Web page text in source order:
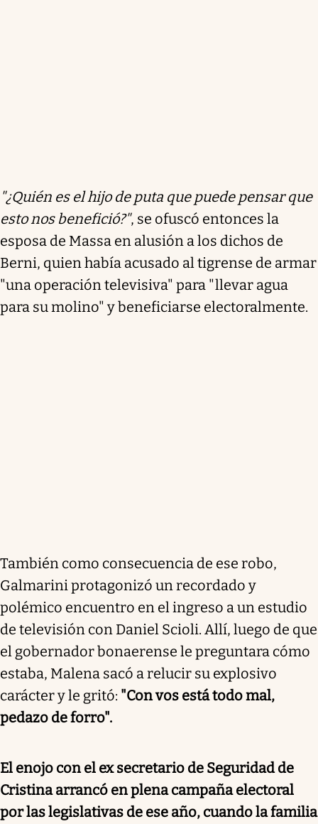
"¿Quién es el hijo de puta que puede pensar que
esto nos benefició?", se ofuscó entonces la
esposa de Massa en alusión a los dichos de
Berni, quien había acusado al tigrense de armar
"una operación televisiva" para "llevar agua
para su molino" y beneficiarse electoralmente.
También como consecuencia de ese robo,
Galmarini protagonizó un recordado y
polémico encuentro en el ingreso a un estudio
de televisión con Daniel Scioli. Allí, luego de que
el gobernador bonaerense le preguntara cómo
estaba, Malena sacó a relucir su explosivo
carácter y le gritó: "Con vos está todo mal,
pedazo de forro".
El enojo con el ex secretario de Seguridad de
Cristina arrancó en plena campaña electoral
por las legislativas de ese año, cuando la familia